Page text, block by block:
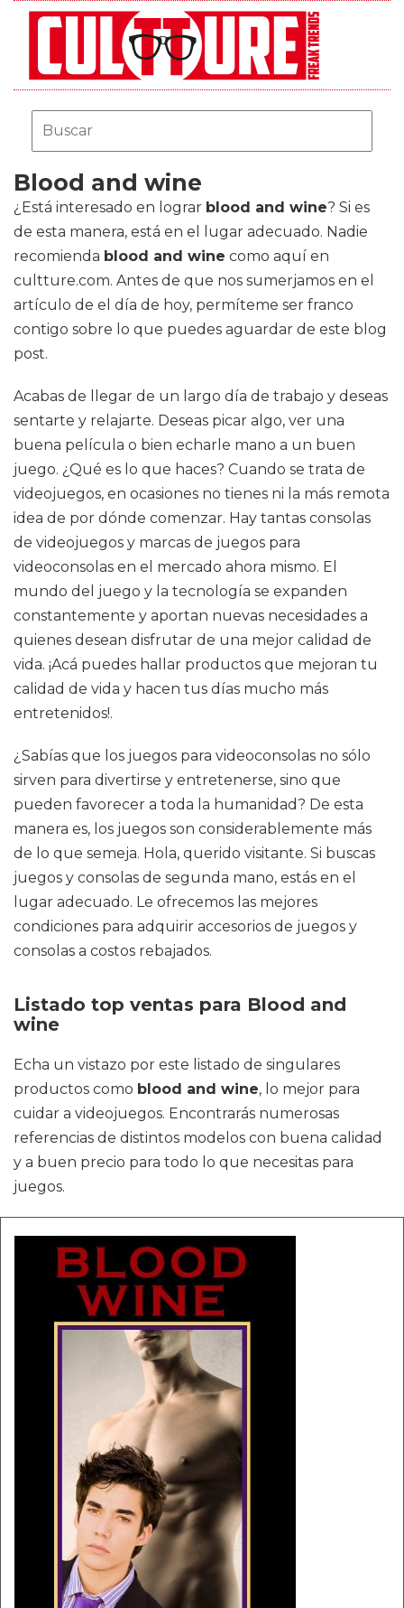
Blood and wine
¿Está interesado en lograr blood and wine? Si es
de esta manera, está en el lugar adecuado. Nadie
recomienda blood and wine como aquí en
cultture.com. Antes de que nos sumerjamos en el
artículo de el día de hoy, permíteme ser franco
contigo sobre lo que puedes aguardar de este blog
post.
Acabas de llegar de un largo día de trabajo y deseas
sentarte y relajarte. Deseas picar algo, ver una
buena película o bien echarle mano a un buen
juego. ¿Qué es lo que haces? Cuando se trata de
videojuegos, en ocasiones no tienes ni la más remota
idea de por dónde comenzar. Hay tantas consolas
de videojuegos y marcas de juegos para
videoconsolas en el mercado ahora mismo. El
mundo del juego y la tecnología se expanden
constantemente y aportan nuevas necesidades a
quienes desean disfrutar de una mejor calidad de
vida. ¡Acá puedes hallar productos que mejoran tu
calidad de vida y hacen tus días mucho más
entretenidos!.
¿Sabías que los juegos para videoconsolas no sólo
sirven para divertirse y entretenerse, sino que
pueden favorecer a toda la humanidad? De esta
manera es, los juegos son considerablemente más
de lo que semeja. Hola, querido visitante. Si buscas
juegos y consolas de segunda mano, estás en el
lugar adecuado. Le ofrecemos las mejores
condiciones para adquirir accesorios de juegos y
consolas a costos rebajados.
Listado top ventas para Blood and
wine
Echa un vistazo por este listado de singulares
productos como blood and wine, lo mejor para
cuidar a videojuegos. Encontrarás numerosas
referencias de distintos modelos con buena calidad
y a buen precio para todo lo que necesitas para
juegos.